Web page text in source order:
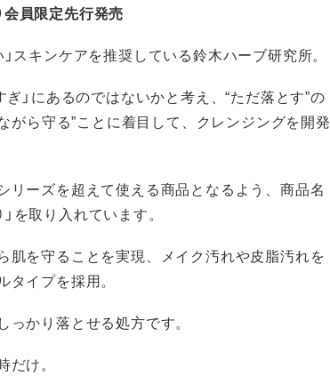
会員限定先行発売
スキンケアを推奨している鈴木ハーブ研究所。
」にあるのではないかと考え、“ただ落とす”の
がら守る”ことに着目して、クレンジングを開発
ーズを超えて使える商品となるよう、商品名
を取り入れています。
を守ることを実現、メイク汚れや皮脂汚れを
イプを採用。
かり落とせる処方です。
け。